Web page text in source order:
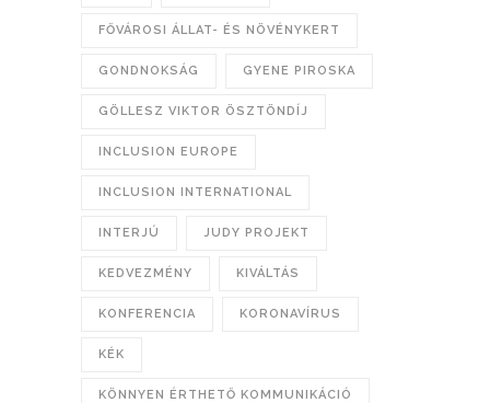
FŐVÁROSI ÁLLAT- ÉS NÖVÉNYKERT
GONDNOKSÁG GYENE PIROSKA
GÖLLESZ VIKTOR ÖSZTÖNDÍJ
INCLUSION EUROPE
INCLUSION INTERNATIONAL
INTERJÚ JUDY PROJEKT
KEDVEZMÉNY KIVÁLTÁS
KONFERENCIA KORONAVÍRUS
KÉK
KÖNNYEN ÉRTHETŐ KOMMUNIKÁCIÓ